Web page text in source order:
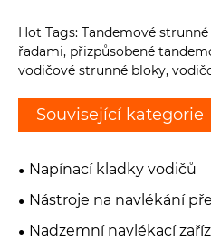
Hot Tags: Tandemové
řadami, přizpůsobené
vodičové strunné bloky,
Související kategorie
Napínací kladky vodičů
Nástroje na navlékání
Nadzemní navlékací